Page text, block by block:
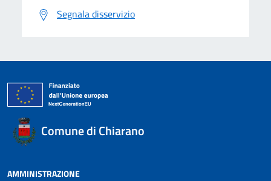
Segnala disservizio
Comune di Chiarano
AMMINISTRAZIONE